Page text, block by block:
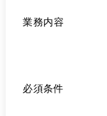
業務内容
必須条件